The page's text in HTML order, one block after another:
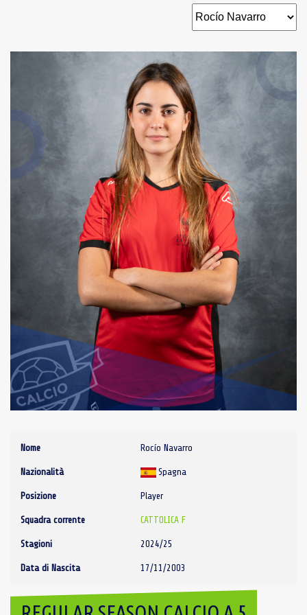
Nome Rocío Navarro
Nazionalità Spagna
Posizione Player
Squadra corrente CATTOLICA F
Stagioni 2024/25
Data di Nascita 17/11/2003